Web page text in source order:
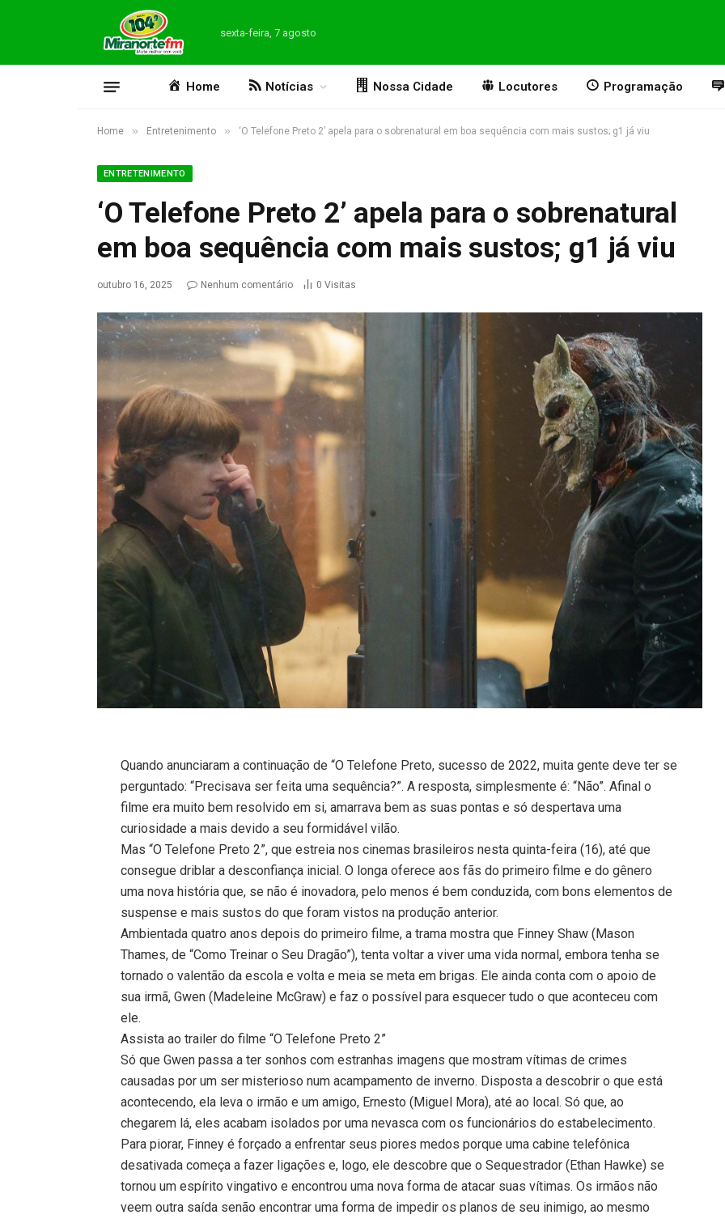
sexta-feira, 7 agosto
Home Notícias Nossa Cidade Locutores Programação
Home » Entretenimento » ‘O Telefone Preto 2’ apela para o sobrenatural em boa sequência com mais sustos; g1 já viu
ENTRETENIMENTO
‘O Telefone Preto 2’ apela para o sobrenatural
em boa sequência com mais sustos; g1 já viu
outubro 16, 2025 Nenhum comentário 0 Visitas
Quando anunciaram a continuação de “O Telefone Preto, sucesso de 2022, muita gente deve ter se
perguntado: “Precisava ser feita uma sequência?”. A resposta, simplesmente é: “Não”. Afinal o
filme era muito bem resolvido em si, amarrava bem as suas pontas e só despertava uma
curiosidade a mais devido a seu formidável vilão.
Mas “O Telefone Preto 2”, que estreia nos cinemas brasileiros nesta quinta-feira (16), até que
consegue driblar a desconfiança inicial. O longa oferece aos fãs do primeiro filme e do gênero
uma nova história que, se não é inovadora, pelo menos é bem conduzida, com bons elementos de
suspense e mais sustos do que foram vistos na produção anterior.
Ambientada quatro anos depois do primeiro filme, a trama mostra que Finney Shaw (Mason
Thames, de “Como Treinar o Seu Dragão”), tenta voltar a viver uma vida normal, embora tenha se
tornado o valentão da escola e volta e meia se meta em brigas. Ele ainda conta com o apoio de
sua irmã, Gwen (Madeleine McGraw) e faz o possível para esquecer tudo o que aconteceu com
ele.
Assista ao trailer do filme “O Telefone Preto 2”
Só que Gwen passa a ter sonhos com estranhas imagens que mostram vítimas de crimes
causadas por um ser misterioso num acampamento de inverno. Disposta a descobrir o que está
acontecendo, ela leva o irmão e um amigo, Ernesto (Miguel Mora), até ao local. Só que, ao
chegarem lá, eles acabam isolados por uma nevasca com os funcionários do estabelecimento.
Para piorar, Finney é forçado a enfrentar seus piores medos porque uma cabine telefônica
desativada começa a fazer ligações e, logo, ele descobre que o Sequestrador (Ethan Hawke) se
tornou um espírito vingativo e encontrou uma nova forma de atacar suas vítimas. Os irmãos não
veem outra saída senão encontrar uma forma de impedir os planos de seu inimigo, ao mesmo